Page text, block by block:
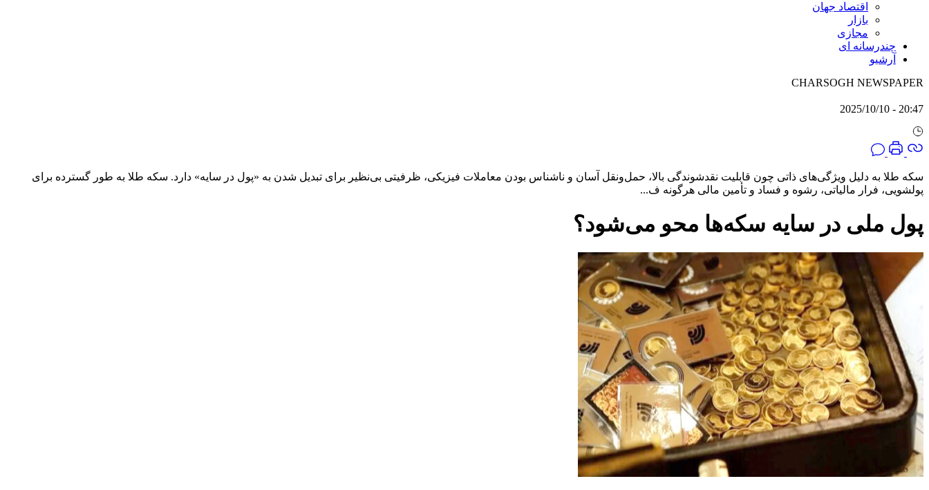
اقتصاد جهان
بازار
مجازی
چندرسانه ای
آرشیو
CHARSOGH NEWSPAPER
20:47 - 2025/10/10
سکه طلا به دلیل ویژگی‌های ذاتی چون قابلیت نقدشوندگی بالا، حمل‌ونقل آسان و ناشناس بودن معاملات فیزیکی، ظرفیتی بی‌نظیر برای تبدیل شدن به «پول در سایه» دارد. سکه طلا به طور گسترده برای
پولشویی، فرار مالیاتی، رشوه و فساد و تأمین مالی هرگونه ف...
پول ملی در سایه سکه‌ها محو می‌شود؟